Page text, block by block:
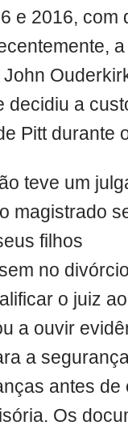
e 2016, com
decidiu a
Pitt durante
teve um
magistrado
filhos
no
o juiz
a ouvir
a
antes de
Os